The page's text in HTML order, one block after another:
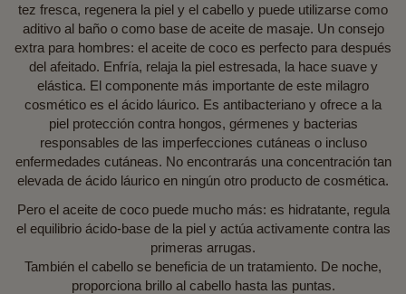
tez fresca, regenera la piel y el cabello y puede utilizarse como
aditivo al baño o como base de aceite de masaje. Un consejo
extra para hombres: el aceite de coco es perfecto para después
del afeitado. Enfría, relaja la piel estresada, la hace suave y
elástica. El componente más importante de este milagro
cosmético es el ácido láurico. Es antibacteriano y ofrece a la
piel protección contra hongos, gérmenes y bacterias
responsables de las imperfecciones cutáneas o incluso
enfermedades cutáneas. No encontrarás una concentración tan
elevada de ácido láurico en ningún otro producto de cosmética.
Pero el aceite de coco puede mucho más: es hidratante, regula
el equilibrio ácido-base de la piel y actúa activamente contra las
primeras arrugas.
También el cabello se beneficia de un tratamiento. De noche,
proporciona brillo al cabello hasta las puntas.